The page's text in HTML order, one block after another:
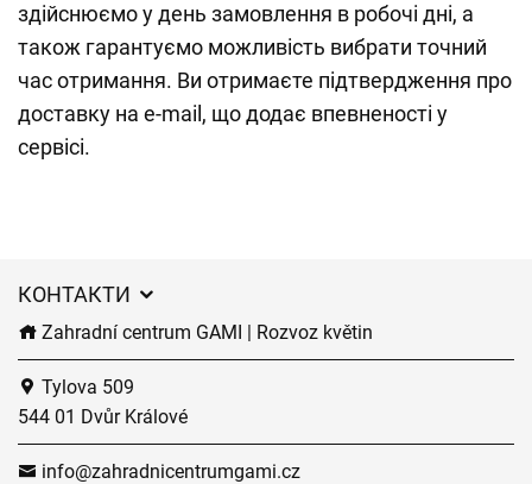
здійснюємо у день замовлення в робочі дні, а
також гарантуємо можливість вибрати точний
час отримання. Ви отримаєте підтвердження про
доставку на e-mail, що додає впевненості у
сервісі.
КОНТАКТИ
Zahradní centrum GAMI | Rozvoz květin
Tylova 509
544 01 Dvůr Králové
info@zahradnicentrumgami.cz